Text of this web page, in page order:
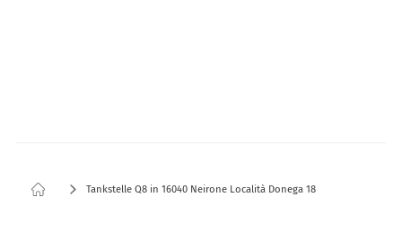
Tankstelle Q8 in 16040 Neirone Località Donega 18